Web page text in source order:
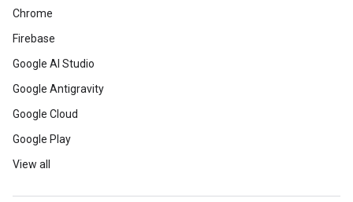
Chrome
Firebase
Google AI Studio
Google Antigravity
Google Cloud
Google Play
View all